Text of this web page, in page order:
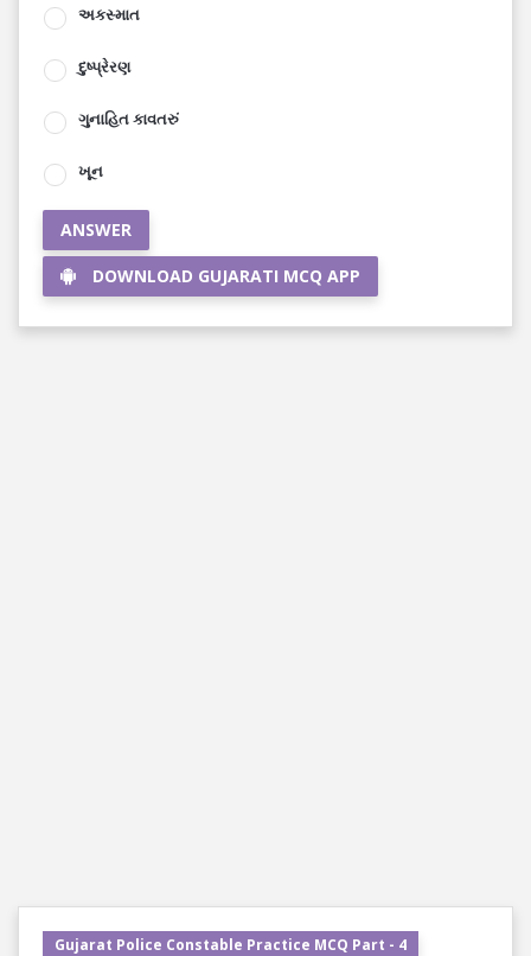
અકસ્માત
દુષ્પ્રેરણ
ગુનાહિત કાવતરું
ખૂન
ANSWER
DOWNLOAD GUJARATI MCQ APP
Gujarat Police Constable Practice MCQ Part - 4